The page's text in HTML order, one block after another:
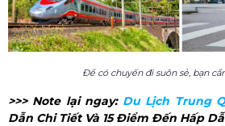
Để có chuyến đi suôn sẻ, bạn
>>> Note lại ngay: Du Lịch Trung
Dẫn Chi Tiết Và 15 Điểm Đến Hấp